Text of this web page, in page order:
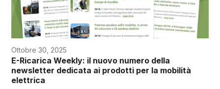
Ottobre 30, 2025
E-Ricarica Weekly: il nuovo numero della
newsletter dedicata ai prodotti per la mobilità
elettrica